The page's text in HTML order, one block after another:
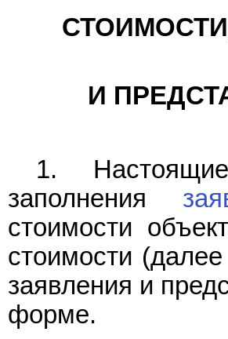
И
1.
заполнения
стоимости
стоимости
заявления и
форме.